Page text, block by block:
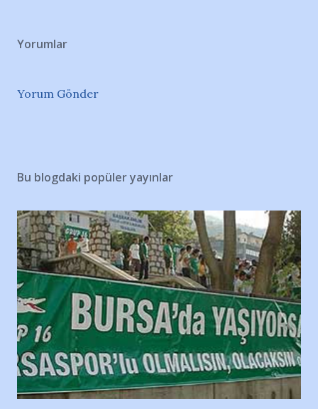
Yorumlar
Yorum Gönder
Bu blogdaki popüler yayınlar